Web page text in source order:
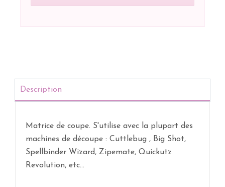
Description
Matrice de coupe. S'utilise avec la plupart des
machines de découpe : Cuttlebug , Big Shot,
Spellbinder Wizard, Zipemate, Quickutz
Revolution, etc...